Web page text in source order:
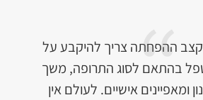
קצב ההפחתה צריך להיקבע על
בהתאם לסוג התרופה, משך
ומאפיינים אישיים. לעולם אין